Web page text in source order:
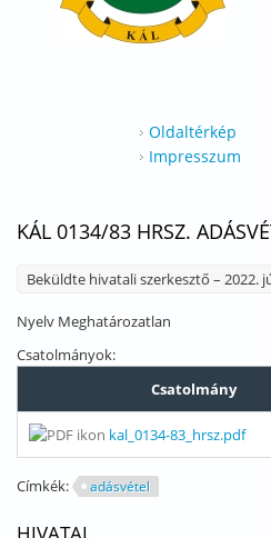
Oldaltérkép
Impresszum
KÁL 0134/83 HRSZ.
Beküldte hivatali szerkesztő – 2022.
Nyelv Meghatározatlan
Csatolmányok:
Csatolmány
kal_0134-83_hrsz.pdf
Címkék: adásvétel